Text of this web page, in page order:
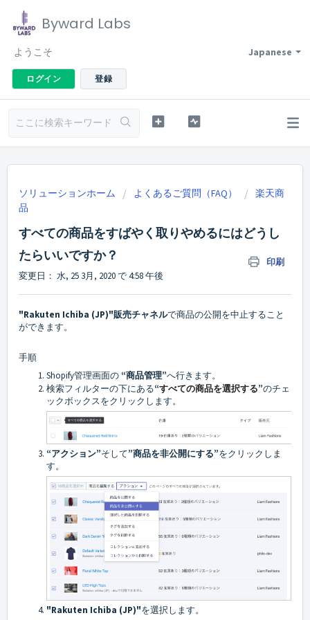
Byward Labs
Japanese
ようこそ
ログイン 登録
ソリューションホーム よくあるご質問（FAQ）
楽天商
品
すべての商品をすばやく取りやめるにはどうし
たらいいですか？
印刷
変更日： 水, 25 3月, 2020 で 4:58 午後
"Rakuten Ichiba (JP)"販売チャネルで商品の公開を中止すること
ができます。
手順
Shopify管理画面の “商品管理”へ行きます。
検索フィルターの下にある“すべての商品を選択する”のチェ
ックボックスをクリックします。
“アクション”そして”商品を非公開にする”をクリックしま
す。
"Rakuten Ichiba (JP)"を選択します。